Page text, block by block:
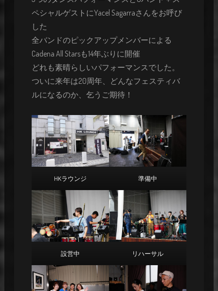
ペシャルゲストにYacel Sagarraさんをお呼び
した
全バンドのピックアップメンバーによる
Cadena All Starsも14年ぶりに開催
どれも素晴らしいパフォーマンスでした。
ついに来年は20周年、どんなフェスティバ
ルになるのか、乞うご期待！
HKラウンジ 準備中
設営中 リハーサル